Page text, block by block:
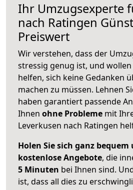
Ihr Umzugsexperte
nach Ratingen
Preiswert
Wir verstehen, dass der
stressig genug ist, und
helfen, sich keine Gedanken
machen zu müssen. Lehnen
haben garantiert passende
Ihnen ohne Probleme mit
Leverkusen nach Ratingen
Holen Sie sich ganz
kostenlose Angebote, die
5 Minuten bei Ihnen sind.
ist, dass all dies zu